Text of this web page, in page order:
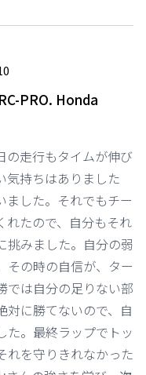
PRO. Honda
の走行もタイムが伸び
気持ちはありました
ました。それでもチー
れたので、自分もそれ
挑みました。自分の弱
その時の自信が、ター
では自分の足りない部
対に勝てないので、自
た。最終ラップでトッ
れを守りきれなかった